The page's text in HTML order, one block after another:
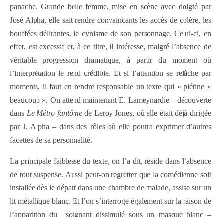
panache. Grande belle femme, mise en scène avec doigté par
José Alpha, elle sait rendre convaincants les accès de colère, les
bouffées délirantes, le cynisme de son personnage. Celui-ci, en
effet, est excessif et, à ce titre, il intéresse, malgré l’absence de
véritable progression dramatique, à partir du moment où
l’interprétation le rend crédible. Et si l’attention se relâche par
moments, il faut en rendre responsable un texte qui « piétine »
beaucoup ». On attend maintenant E. Lameynardie – découverte
dans Le Métro fantômede Leroy Jones, où elle était déjà dirigée
par J. Alpha – dans des rôles où elle pourra exprimer d’autres
facettes de sa personnalité.
La principale faiblesse du texte, on l’a dit, réside dans l’absence
de tout suspense. Aussi peut-on regretter que la comédienne soit
installée dès le départ dans une chambre de malade, assise sur un
lit métallique blanc. Et l’on s’interroge également sur la raison de
l’apparition du soignant dissimulé sous un masque blanc –